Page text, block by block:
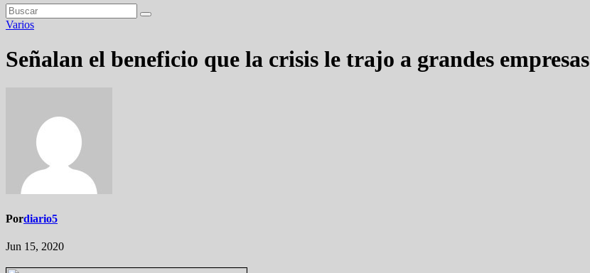
Varios
Señalan el beneficio que la crisis le trajo a grandes empresas
Pordiario5
Jun 15, 2020